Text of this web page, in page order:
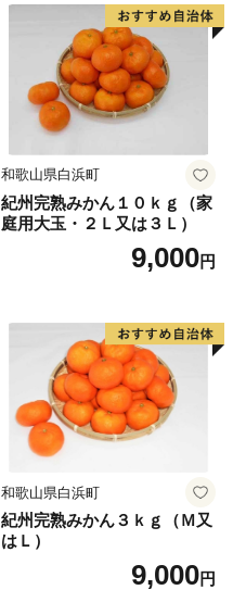
和歌山県白浜町
紀州完熟みかん１０ｋｇ（家
庭用大玉・２Ｌ又は３Ｌ）
9,000円
和歌山県白浜町
紀州完熟みかん３ｋｇ（Ｍ又
はＬ）
9,000円